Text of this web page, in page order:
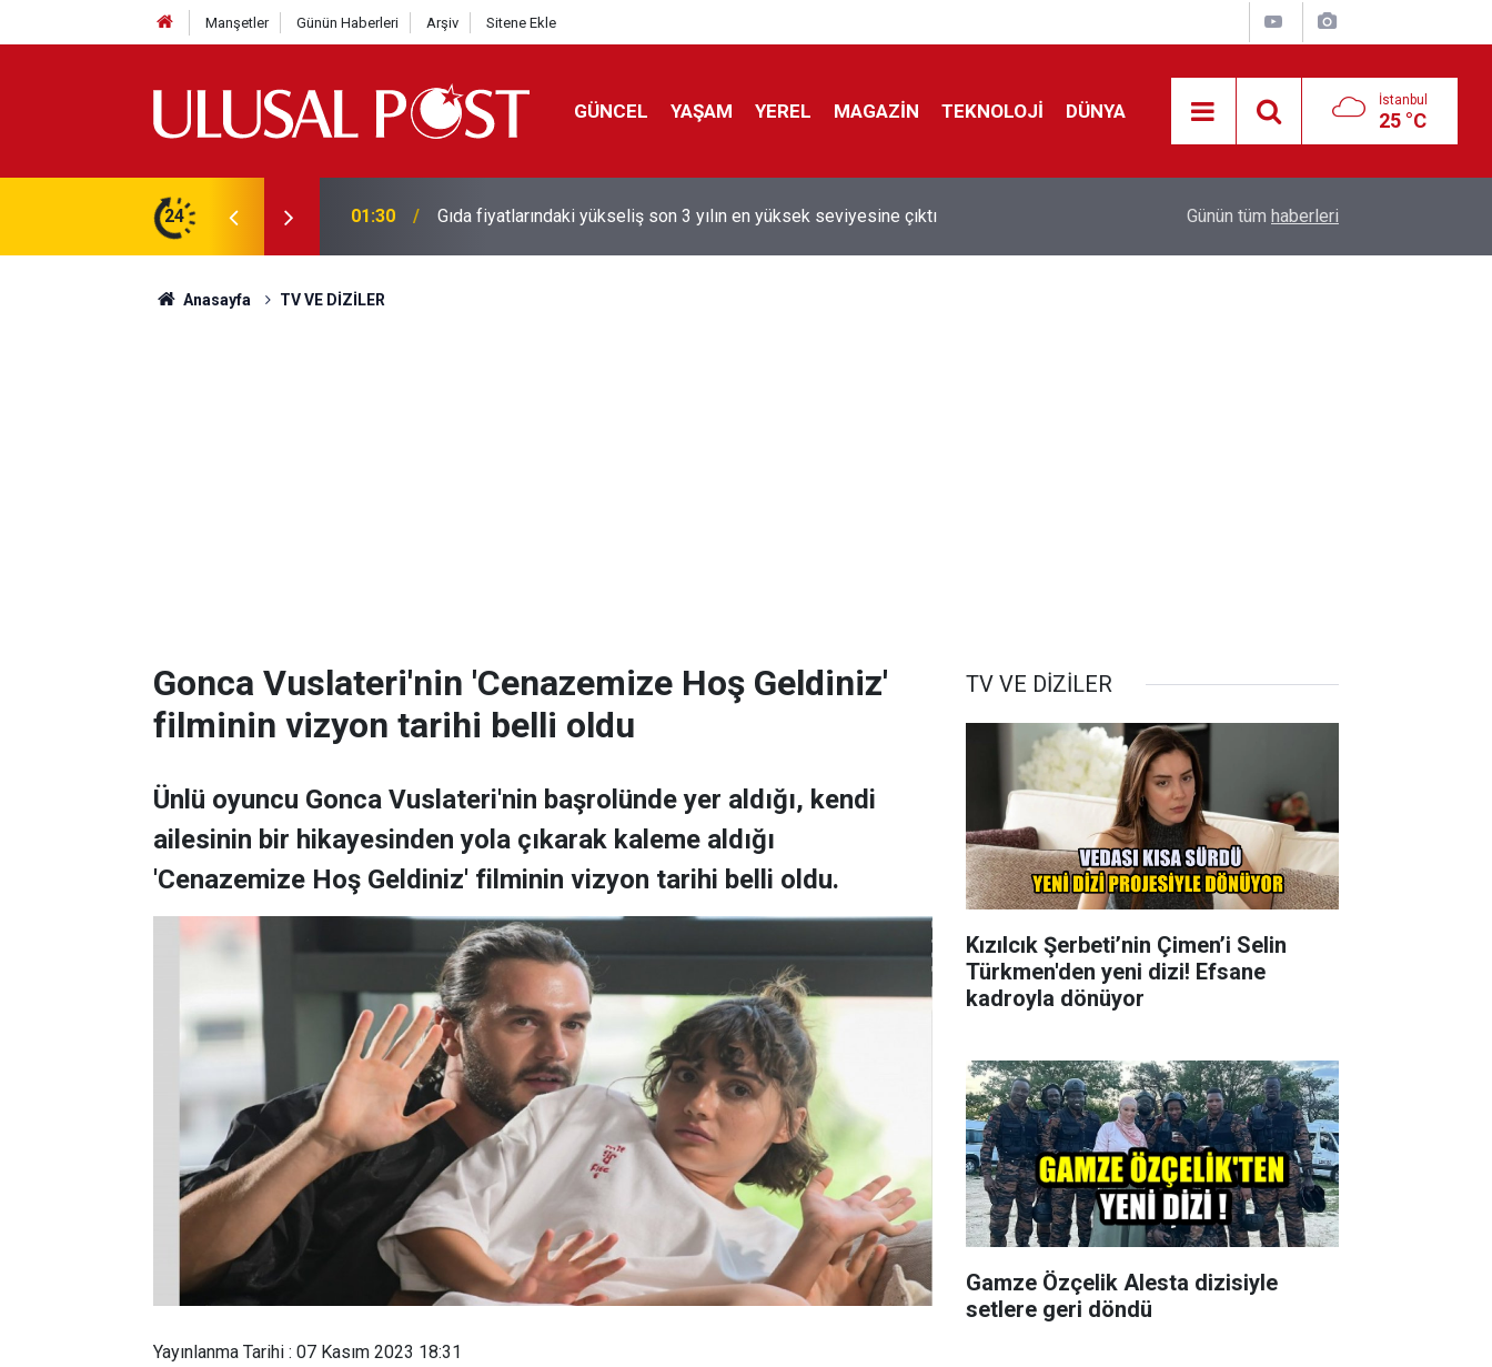
Manşetler Günün Haberleri Arşiv Sitene Ekle
GÜNCEL YAŞAM YEREL MAGAZİN TEKNOLOJİ DÜNYA İstanbul
25 °C
24
en yüksek seviyesine çıktı 01:26 Galatasaray'dan sekiz kişi hakkında savcılığa suç duyurusu
kontrol edecek
Günün tüm haberleri
Anasayfa TV VE DİZİLER
Gonca Vuslateri'nin 'Cenazemize Hoş Geldiniz'
filminin vizyon tarihi belli oldu
Ünlü oyuncu Gonca Vuslateri'nin başrolünde yer aldığı, kendi
ailesinin bir hikayesinden yola çıkarak kaleme aldığı
'Cenazemize Hoş Geldiniz' filminin vizyon tarihi belli oldu.
Yayınlanma Tarihi : 07 Kasım 2023 18:31
TV VE DİZİLER
Kızılcık Şerbeti’nin Çimen’i Selin
Türkmen'den yeni dizi! Efsane
kadroyla dönüyor
Gamze Özçelik Alesta dizisiyle
setlere geri döndü